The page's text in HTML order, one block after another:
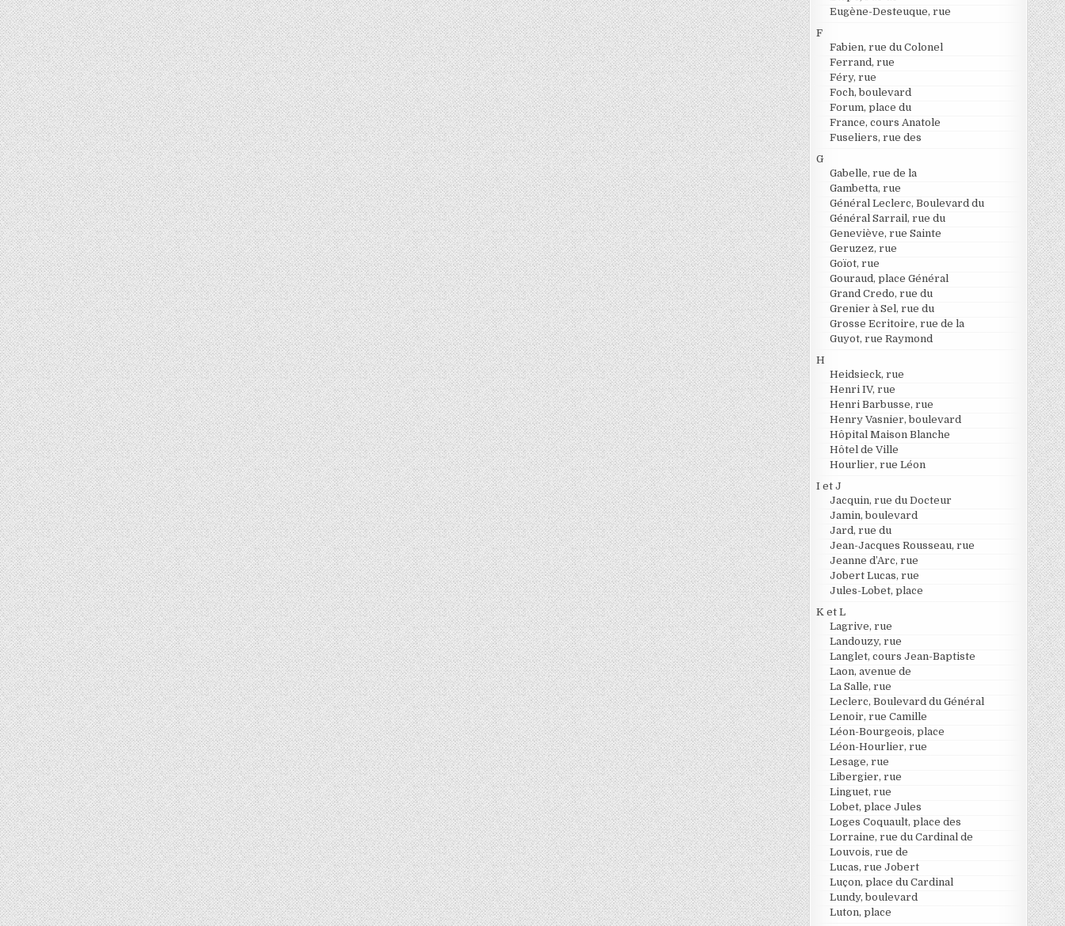
Eugène-Desteuque, rue
F
Fabien, rue du Colonel
Ferrand, rue
Féry, rue
Foch, boulevard
Forum, place du
France, cours Anatole
Fuseliers, rue des
G
Gabelle, rue de la
Gambetta, rue
Général Leclerc, Boulevard du
Général Sarrail, rue du
Geneviève, rue Sainte
Geruzez, rue
Goïot, rue
Gouraud, place Général
Grand Credo, rue du
Grenier à Sel, rue du
Grosse Ecritoire, rue de la
Guyot, rue Raymond
H
Heidsieck, rue
Henri IV, rue
Henri Barbusse, rue
Henry Vasnier, boulevard
Hôpital Maison Blanche
Hôtel de Ville
Hourlier, rue Léon
I et J
Jacquin, rue du Docteur
Jamin, boulevard
Jard, rue du
Jean-Jacques Rousseau, rue
Jeanne d’Arc, rue
Jobert Lucas, rue
Jules-Lobet, place
K et L
Lagrive, rue
Landouzy, rue
Langlet, cours Jean-Baptiste
Laon, avenue de
La Salle, rue
Leclerc, Boulevard du Général
Lenoir, rue Camille
Léon-Bourgeois, place
Léon-Hourlier, rue
Lesage, rue
Libergier, rue
Linguet, rue
Lobet, place Jules
Loges Coquault, place des
Lorraine, rue du Cardinal de
Louvois, rue de
Lucas, rue Jobert
Luçon, place du Cardinal
Lundy, boulevard
Luton, place